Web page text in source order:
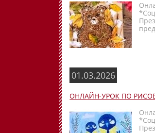
01.03.2026
ОНЛАЙН-УРОК ПО